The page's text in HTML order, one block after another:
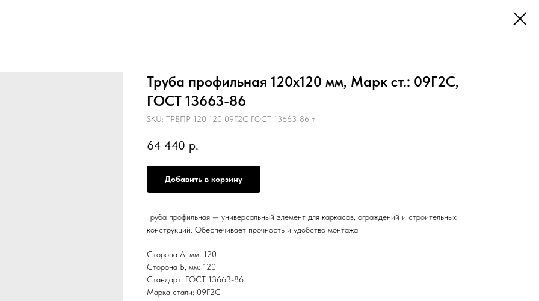
Труба профильная 120х120 мм, Марк ст.: 09Г2С,
ГОСТ 13663-86
SKU: ТРБПР 120 120 09Г2С ГОСТ 13663-86 т
64 440 р.
Добавить в корзину
Труба профильная — универсальный элемент для каркасов, ограждений и строительных
конструкций. Обеспечивает прочность и удобство монтажа.
Сторона А, мм: 120
Сторона Б, мм: 120
Стандарт: ГОСТ 13663-86
Марка стали: 09Г2С